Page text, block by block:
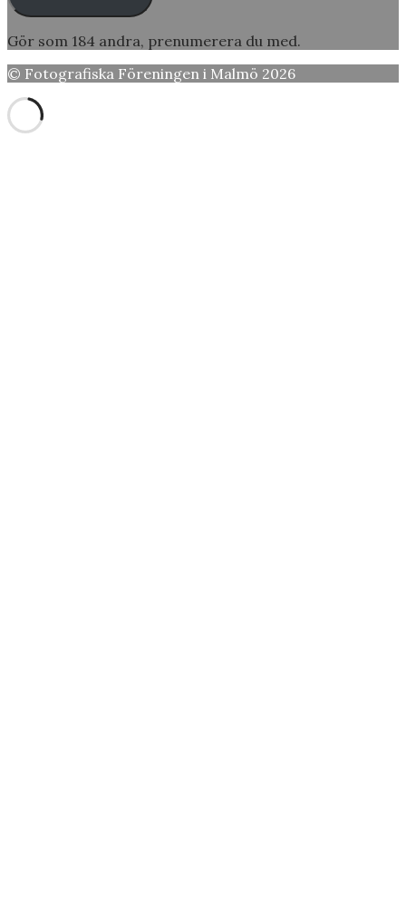
Gör som 184 andra, prenumerera du med.
© Fotografiska Föreningen i Malmö 2026